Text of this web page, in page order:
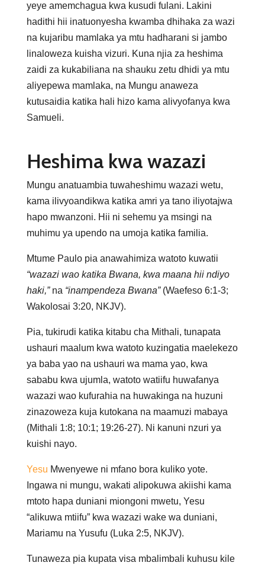
yeye amemchagua kwa kusudi fulani. Lakini
hadithi hii inatuonyesha kwamba dhihaka za wazi
na kujaribu mamlaka ya mtu hadharani si jambo
linaloweza kuisha vizuri. Kuna njia za heshima
zaidi za kukabiliana na shauku zetu dhidi ya mtu
aliyepewa mamlaka, na Mungu anaweza
kutusaidia katika hali hizo kama alivyofanya kwa
Samueli.
Heshima kwa wazazi
Mungu anatuambia tuwaheshimu wazazi wetu,
kama ilivyoandikwa katika amri ya tano iliyotajwa
hapo mwanzoni. Hii ni sehemu ya msingi na
muhimu ya upendo na umoja katika familia.
Mtume Paulo pia anawahimiza watoto kuwatii
“wazazi wao katika Bwana, kwa maana hii ndiyo
haki,”na “inampendeza Bwana”(Waefeso 6:1-3;
Wakolosai 3:20, NKJV).
Pia, tukirudi katika kitabu cha Mithali, tunapata
ushauri maalum kwa watoto kuzingatia maelekezo
ya baba yao na ushauri wa mama yao, kwa
sababu kwa ujumla, watoto watiifu huwafanya
wazazi wao kufurahia na huwakinga na huzuni
zinazoweza kuja kutokana na maamuzi mabaya
(Mithali 1:8; 10:1; 19:26-27). Ni kanuni nzuri ya
kuishi nayo.
Yesu Mwenyewe ni mfano bora kuliko yote.
Ingawa ni mungu, wakati alipokuwa akiishi kama
mtoto hapa duniani miongoni mwetu, Yesu
“alikuwa mtiifu” kwa wazazi wake wa duniani,
Mariamu na Yusufu (Luka 2:5, NKJV).
Tunaweza pia kupata visa mbalimbali kuhusu kile